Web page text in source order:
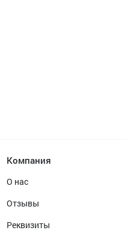
Компания
О нас
Отзывы
Реквизиты